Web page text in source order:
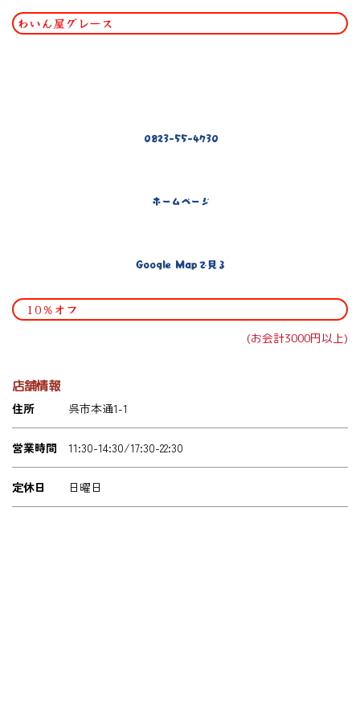
わいん屋グレース
0823-55-4730
ホームページ
Google Mapで見る
10％オフ
(お会計3000円以上)
店舗情報
住所 呉市本通1-1
営業時間 11:30-14:30/17:30-22:30
定休日 日曜日